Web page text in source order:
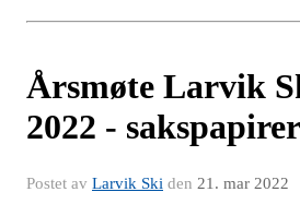
Årsmøte Larvik
2022 - sakspapirer
Postet av Larvik Ski den 21. mar 2022